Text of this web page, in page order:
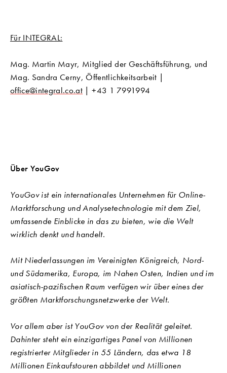
Für INTEGRAL:
Mag. Martin Mayr, Mitglied der Geschäftsführung, und
Mag. Sandra Cerny, Öffentlichkeitsarbeit |
office@integral.co.at | +43 1 7991994
Über YouGov
YouGov ist ein internationales Unternehmen für Online-
Marktforschung und Analysetechnologie mit dem Ziel,
umfassende Einblicke in das zu bieten, wie die Welt
wirklich denkt und handelt.
Mit Niederlassungen im Vereinigten Königreich, Nord-
und Südamerika, Europa, im Nahen Osten, Indien und im
asiatisch-pazifischen Raum verfügen wir über eines der
größten Marktforschungsnetzwerke der Welt.
Vor allem aber ist YouGov von der Realität geleitet.
Dahinter steht ein einzigartiges Panel von Millionen
registrierter Mitglieder in 55 Ländern, das etwa 18
Millionen Einkaufstouren abbildet und Millionen